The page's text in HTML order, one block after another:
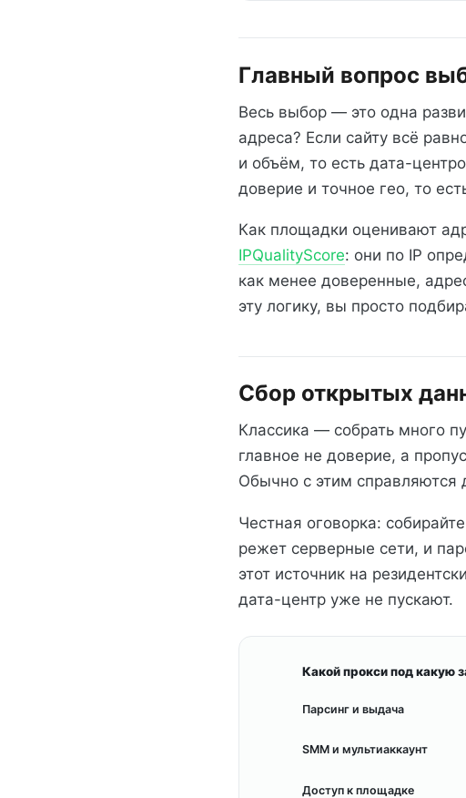
Главный вопрос
Весь выбор — это одна
адреса? Если сайту всё
и объём, то есть дата-
доверие и точное гео, то
Как площадки оценивают
IPQualityScore: они по IP
как менее доверенные,
эту логику, вы просто
Сбор открытых
Классика — собрать много
главное не доверие, а
Обычно с этим справляются
Честная оговорка:
режет серверные сети, и
этот источник на
дата-центр уже не пускают.
Какой прокси под какую
Парсинг и выдача
SMM и мультиаккаунт
Доступ к площадке